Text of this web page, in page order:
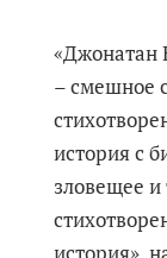
«Джонатан
– смешное
история с
зловещее и